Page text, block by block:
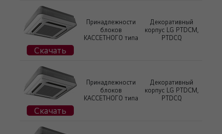
Скачать
Принадлежности
блоков
КАССЕТНОГО типа
Декоративный
корпус LG PTDCM,
PTDCQ
Скачать
Принадлежности
блоков
КАССЕТНОГО типа
Декоративный
корпус LG PTDCM,
PTDCQ